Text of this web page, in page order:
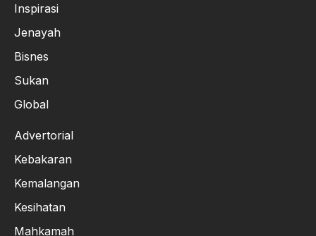
Inspirasi
Jenayah
Bisnes
Sukan
Global
Advertorial
Kebakaran
Kemalangan
Kesihatan
Mahkamah